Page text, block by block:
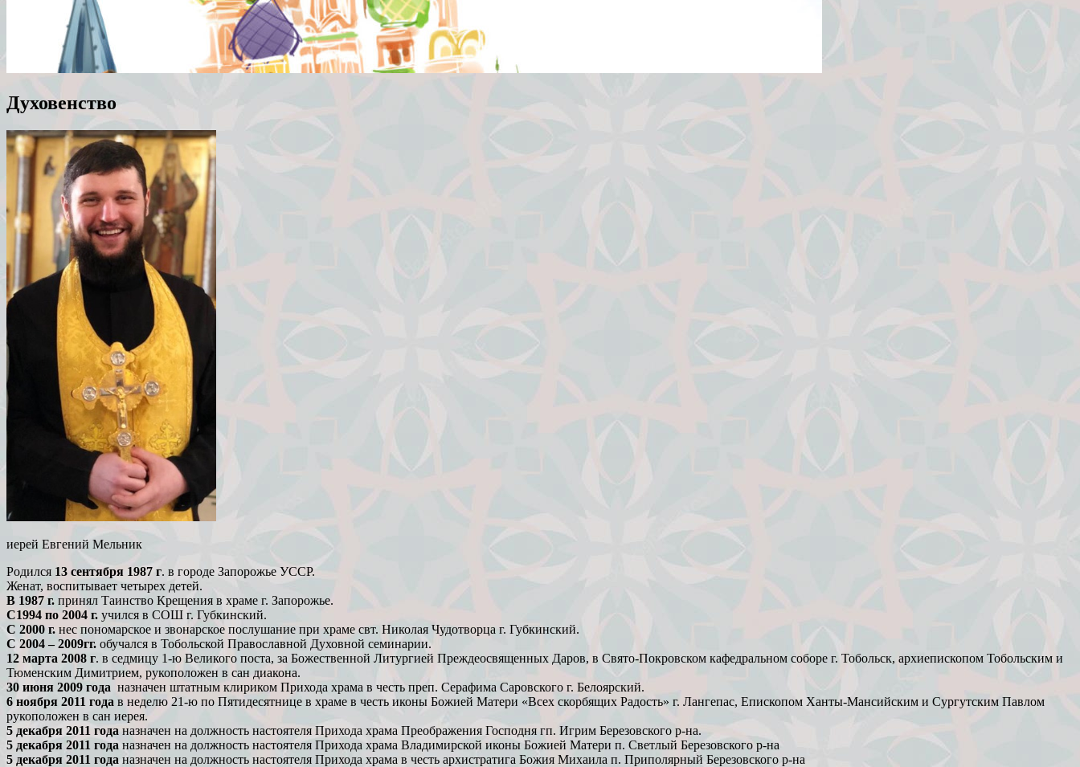
Духовенство
иерей Евгений Мельник
Родился 13 сентября 1987 г. в городе Запорожье УССР.
Женат, воспитывает четырех детей.
В 1987 г. принял Таинство Крещения в храме г. Запорожье.
С1994 по 2004 г. учился в СОШ г. Губкинский.
С 2000 г. нес пономарское и звонарское послушание при храме свт. Николая Чудотворца г. Губкинский.
С 2004 – 2009гг. обучался в Тобольской Православной Духовной семинарии.
12 марта 2008 г. в седмицу 1-ю Великого поста, за Божественной Литургией Преждеосвященных Даров, в Свято-Покровском кафедральном соборе г. Тобольск, архиепископом Тобольским и
Тюменским Димитрием, рукоположен в сан диакона.
30 июня 2009 года назначен штатным клириком Прихода храма в честь преп. Серафима Саровского г. Белоярский.
6 ноября 2011 года в неделю 21-ю по Пятидесятнице в храме в честь иконы Божией Матери «Всех скорбящих Радость» г. Лангепас, Епископом Ханты-Мансийским и Сургутским Павлом
рукоположен в сан иерея.
5 декабря 2011 года назначен на должность настоятеля Прихода храма Преображения Господня гп. Игрим Березовского р-на.
5 декабря 2011 года назначен на должность настоятеля Прихода храма Владимирской иконы Божией Матери п. Светлый Березовского р-на
5 декабря 2011 года назначен на должность настоятеля Прихода храма в честь архистратига Божия Михаила п. Приполярный Березовского р-на